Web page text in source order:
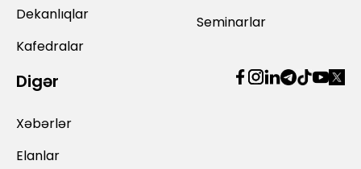
Dekanlıqlar
Kafedralar
Seminarlar
Digər
Xəbərlər
Elanlar